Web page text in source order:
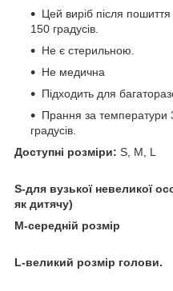
Цей виріб після
150 градусів.
Не є стерильною.
Не медична
Підходить для
Прання за температури
градусів.
Доступні розміри:
S-для вузької невеликої
як дитячу)
M-
L-великий розмір голови.